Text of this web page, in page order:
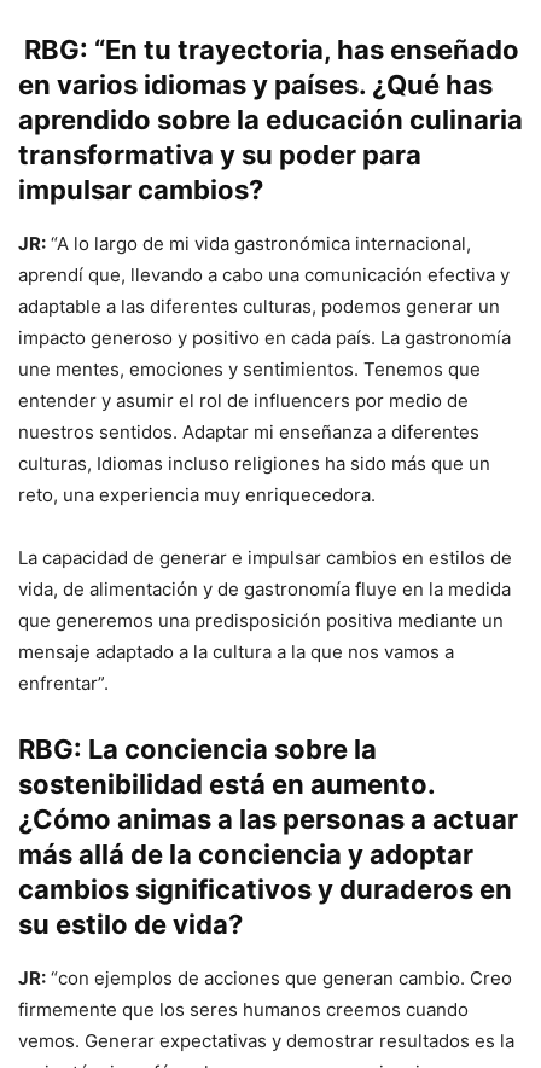
RBG: “En tu trayectoria, has enseñado
en varios idiomas y países. ¿Qué has
aprendido sobre la educación culinaria
transformativa y su poder para
impulsar cambios?
JR: “A lo largo de mi vida gastronómica internacional,
aprendí que, llevando a cabo una comunicación efectiva y
adaptable a las diferentes culturas, podemos generar un
impacto generoso y positivo en cada país. La gastronomía
une mentes, emociones y sentimientos. Tenemos que
entender y asumir el rol de influencers por medio de
nuestros sentidos. Adaptar mi enseñanza a diferentes
culturas, Idiomas incluso religiones ha sido más que un
reto, una experiencia muy enriquecedora.
La capacidad de generar e impulsar cambios en estilos de
vida, de alimentación y de gastronomía fluye en la medida
que generemos una predisposición positiva mediante un
mensaje adaptado a la cultura a la que nos vamos a
enfrentar”.
RBG: La conciencia sobre la
sostenibilidad está en aumento.
¿Cómo animas a las personas a actuar
más allá de la conciencia y adoptar
cambios significativos y duraderos en
su estilo de vida?
JR: “con ejemplos de acciones que generan cambio. Creo
firmemente que los seres humanos creemos cuando
vemos. Generar expectativas y demostrar resultados es la